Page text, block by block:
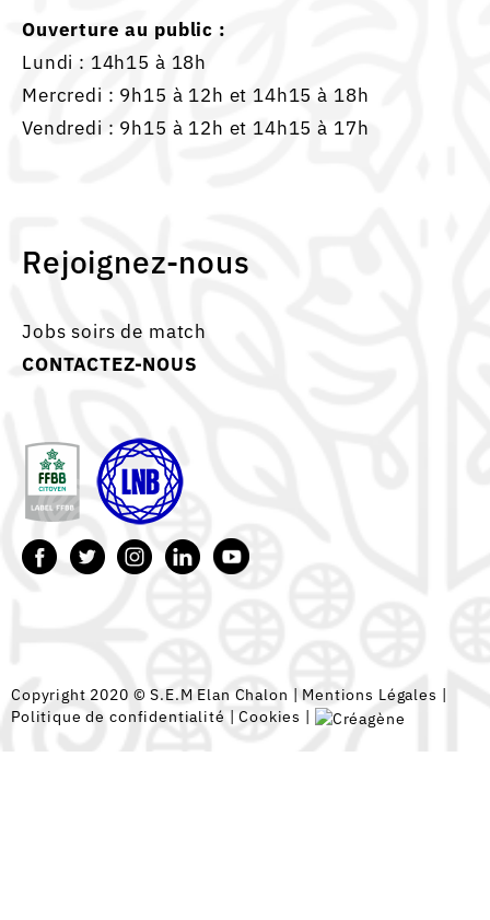
Ouverture au public :
Lundi : 14h15 à 18h
Mercredi : 9h15 à 12h et 14h15 à 18h
Vendredi : 9h15 à 12h et 14h15 à 17h
Rejoignez-nous
Jobs soirs de match
CONTACTEZ-NOUS
Copyright 2020 © S.E.M Elan Chalon | Mentions Légales |
Politique de confidentialité |Cookies |